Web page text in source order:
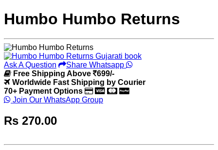
Humbo Humbo Returns
Ask A Question
Share Whatsapp
Free Shipping Above
699/-
Worldwide Fast Shipping by Courier
70+ Payment Options
Join Our WhatsApp Group
Rs 270.00